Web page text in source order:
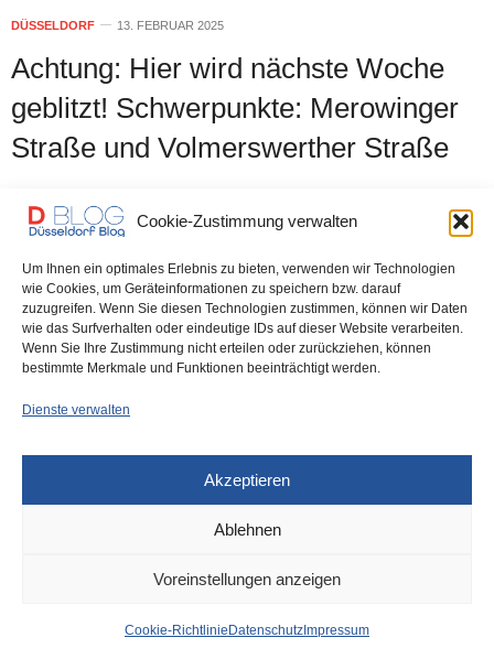
Cookie-Zustimmung verwalten
Um Ihnen ein optimales Erlebnis zu bieten, verwenden wir Technologien
wie Cookies, um Geräteinformationen zu speichern bzw. darauf
zuzugreifen. Wenn Sie diesen Technologien zustimmen, können wir Daten
wie das Surfverhalten oder eindeutige IDs auf dieser Website verarbeiten.
Wenn Sie Ihre Zustimmung nicht erteilen oder zurückziehen, können
bestimmte Merkmale und Funktionen beeinträchtigt werden.
Dienste verwalten
Akzeptieren
Ablehnen
Voreinstellungen anzeigen
Cookie-Richtlinie Datenschutz Impressum
DÜSSELDORF 13. FEBRUAR 2025
Achtung: Hier wird nächste Woche
geblitzt! Schwerpunkte: Merowinger
Straße und Volmerswerther Straße
Ulmenstraße, Rotterdamer Straße, Heinrichstraße, Volmerswerther
IMPRESSUM